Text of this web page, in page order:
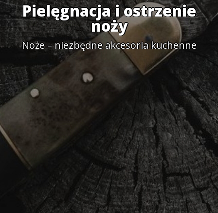
Pielęgnacja i ostrzenie
noży
Noże – niezbędne akcesoria kuchenne